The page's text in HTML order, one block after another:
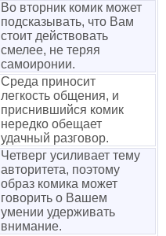
Во вторник комик может
подсказывать, что Вам
стоит действовать
смелее, не теряя
самоиронии.
Среда приносит
легкость общения, и
приснившийся комик
нередко обещает
удачный разговор.
Четверг усиливает тему
авторитета, поэтому
образ комика может
говорить о Вашем
умении удерживать
внимание.